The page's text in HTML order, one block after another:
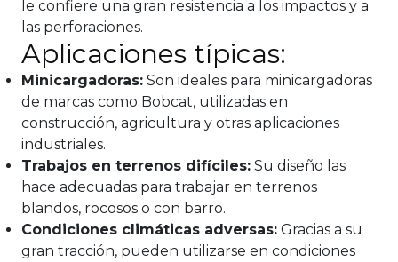
le confiere una gran resistencia a los impactos y a
las perforaciones.
Aplicaciones típicas:
Minicargadoras: Son ideales para minicargadoras
de marcas como Bobcat, utilizadas en
construcción, agricultura y otras aplicaciones
industriales.
Trabajos en terrenos difíciles: Su diseño las
hace adecuadas para trabajar en terrenos
blandos, rocosos o con barro.
Condiciones climáticas adversas: Gracias a su
gran tracción, pueden utilizarse en condiciones